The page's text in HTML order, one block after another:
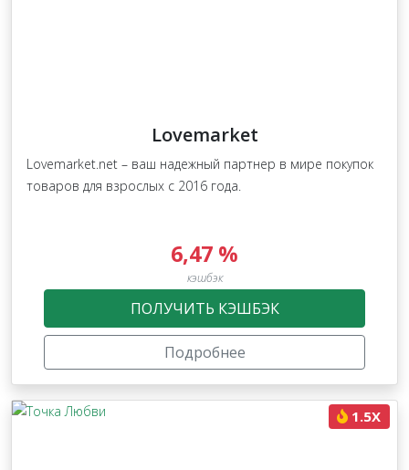
Lovemarket
Lovemarket.net – ваш надежный партнер в мире покупок
товаров для взрослых с 2016 года.
6,47 %
кэшбэк
ПОЛУЧИТЬ КЭШБЭК
Подробнее
1.5X